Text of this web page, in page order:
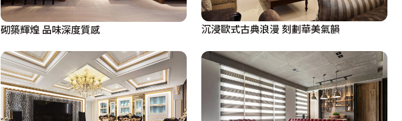
砌築輝煌 品味深度質感 沉浸歐式古典浪漫 刻劃華美氣韻